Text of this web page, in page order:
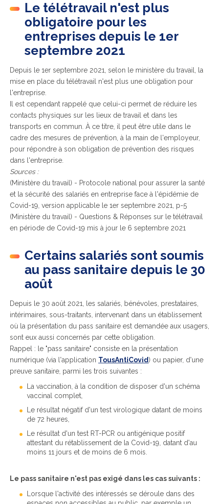
Le télétravail n'est plus
obligatoire pour les
entreprises depuis le 1er
septembre 2021
Depuis le 1er septembre 2021, selon le ministère du travail, la
mise en place du télétravail n'est plus une obligation pour
l'entreprise.
Il est cependant rappelé que celui-ci permet de réduire les
contacts physiques sur les lieux de travail et dans les
transports en commun. À ce titre , il peut être utile dans le
cadre des mesures de prévention, à la main de l'employeur,
pour répondre à son obligation de prévention des risques
dans l'entreprise.
Sources :
(Ministère du travail) - Protocole national pour assurer la santé
et la sécurité des salariés en entreprise face à l'épidémie de
Covid-19, version applicable le 1er septembre 2021, p-5
(Ministère du travail) - Questions & Réponses sur le télétravail
en période de Covid-19 mis à jour le 6 septembre 2021
Certains salariés sont soumis
au pass sanitaire depuis le 30
août
Depuis le 30 août 2021, les salariés, bénévoles, prestataires,
intérimaires, sous-traitants, intervenant dans un établissement
où la présentation du pass sanitaire est demandée aux usagers,
sont eux aussi concernés par cette obligation.
Rappel : le "pass sanitaire" consiste en la présentation
numérique (via l'application TousAntiCovid) ou papier, d'une
preuve sanitaire, parmi les trois suivantes :
La vaccination, à la condition de disposer d'un schéma
vaccinal complet,
Le résultat négatif d'un test virologique datant de moins
de 72 heures,
Le résultat d'un test RT-PCR ou antigénique positif
attestant du rétablissement de la Covid-19, datant d'au
moins 11 jours et de moins de 6 mois.
Le pass sanitaire n'est pas exigé dans les cas suivants :
Lorsque l'activité des intéressés se déroule dans des